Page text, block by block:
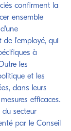
confirment la
ensemble
de l'employé, qui
à
les
et les
dans leurs
efficaces.
du secteur
par le Conseil